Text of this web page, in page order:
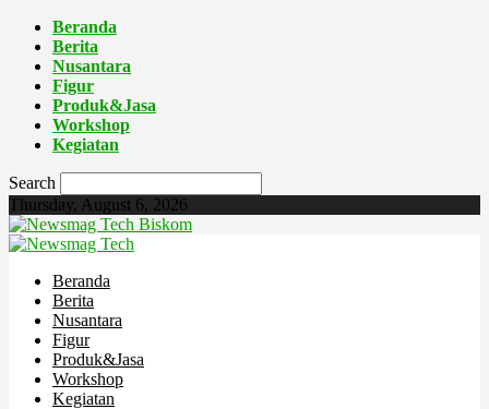
Beranda
Berita
Nusantara
Figur
Produk&Jasa
Workshop
Kegiatan
Search
Thursday, August 6, 2026
Biskom
Beranda
Berita
Nusantara
Figur
Produk&Jasa
Workshop
Kegiatan